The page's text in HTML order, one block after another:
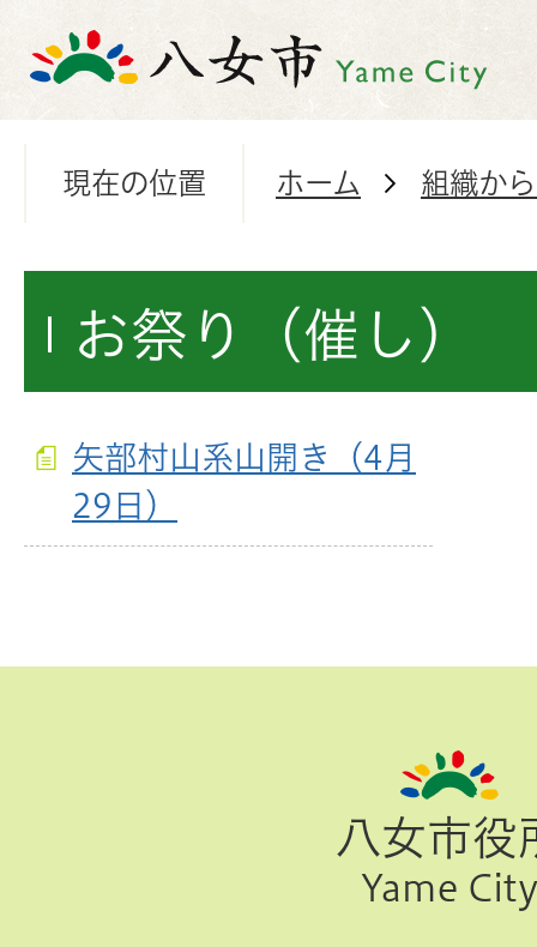
現在の位置 ホーム 組織か
お祭り（催し）
矢部村山系山開き（4月
29日）
八女市役
Yame City